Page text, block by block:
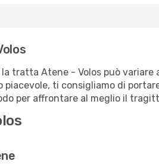
tratta Atene - Volos può
piacevole, ti consigliamo di
per affrontare al meglio il